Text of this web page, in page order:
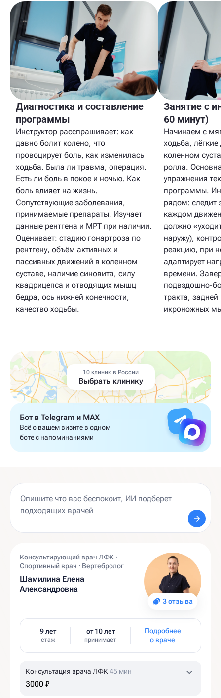
Диагностика и составление
программы
Инструктор расспрашивает: как
давно болит колено, что
провоцирует боль, как изменилась
ходьба. Была ли травма, операция.
Есть ли боль в покое и ночью. Как
боль влияет на жизнь.
Сопутствующие заболевания,
принимаемые препараты. Изучает
данные рентгена и МРТ при наличии.
Оценивает: стадию гонартроза по
рентгену, объём активных и
пассивных движений в коленном
суставе, наличие синовита, силу
квадрицепса и отводящих мышц
бедра, ось нижней конечности,
качество ходьбы.
Занятие с
60 минут)
Начинаем с
ходьба,
коленном
ролла.
упражнения
программы.
рядом: следит
каждом
должно
наружу),
реакцию, при
адаптирует
времени.
подвздошно-
тракта,
икроножных
10 клиник в России
Выбрать клинику
Бот в Telegram и MAX
Всё о вашем визите в одном
боте с напоминаниями
3 отзыва
Консультирующий врач ЛФК ·
Спортивный врач · Вертебролог
Шамилина Елена
Александровна
9 лет
стаж
от 10 лет
принимает
Подробнее
о враче
Консультация врача ЛФК45 мин
3000 ₽